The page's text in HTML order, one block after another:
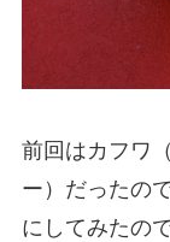
前回はカフワ
ー）だったの
にしてみたの